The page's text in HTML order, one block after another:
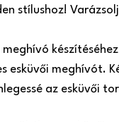
stílushoz!
meghívó
esküvői meghívót.
az esküvői